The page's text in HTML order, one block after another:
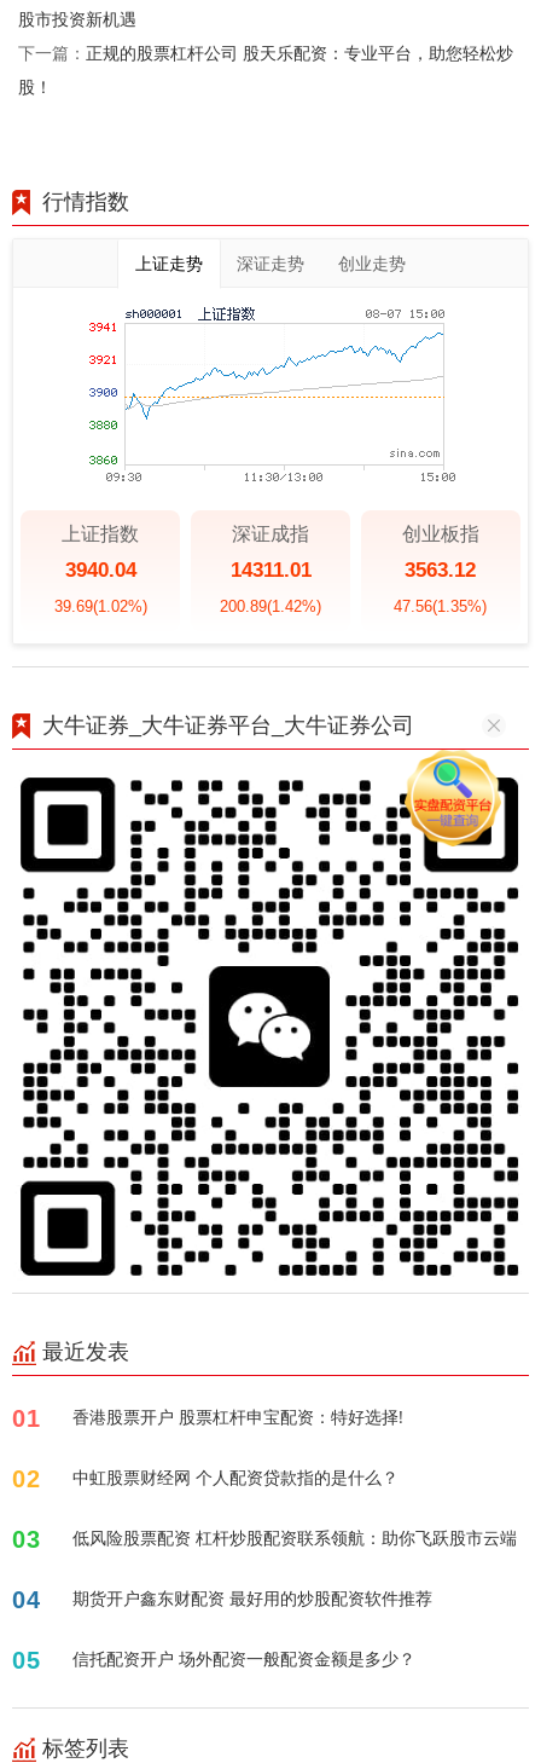
股市投资新机遇
下一篇： 正规的股票杠杆公司 股天乐配资：专业平台，助您轻松炒
股！
行情指数
上证走势 深证走势 创业走势
上证指数
3940.04
39.69(1.02%)
深证成指
14311.01
200.89(1.42%)
创业板指
3563.12
47.56(1.35%)
大牛证券_大牛证券平台_大牛证券公司
最近发表
01 香港股票开户 股票杠杆申宝配资：特好选择!
02 中虹股票财经网 个人配资贷款指的是什么？
03 低风险股票配资 杠杆炒股配资联系领航：助你飞跃股市云端
04 期货开户鑫东财配资 最好用的炒股配资软件推荐
05 信托配资开户 场外配资一般配资金额是多少？
标签列表